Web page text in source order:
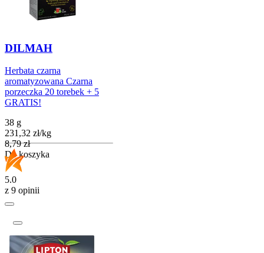
DILMAH
Herbata czarna
aromatyzowana Czarna
porzeczka 20 torebek + 5
GRATIS!
38 g
231,32 zł/kg
Cena
8,79 zł
Do koszyka
5.0
z 9 opinii